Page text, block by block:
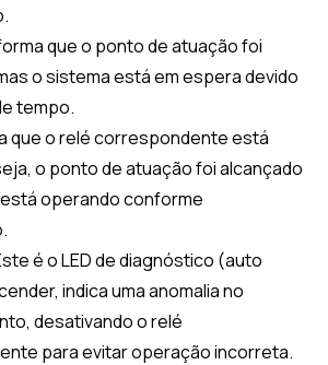
que o ponto de atuação foi
o sistema está em espera devido
tempo.
que o relé correspondente está
o ponto de atuação foi alcançado
operando conforme
é o LED de diagnóstico (auto
indica uma anomalia no
desativando o relé
para evitar operação incorreta.